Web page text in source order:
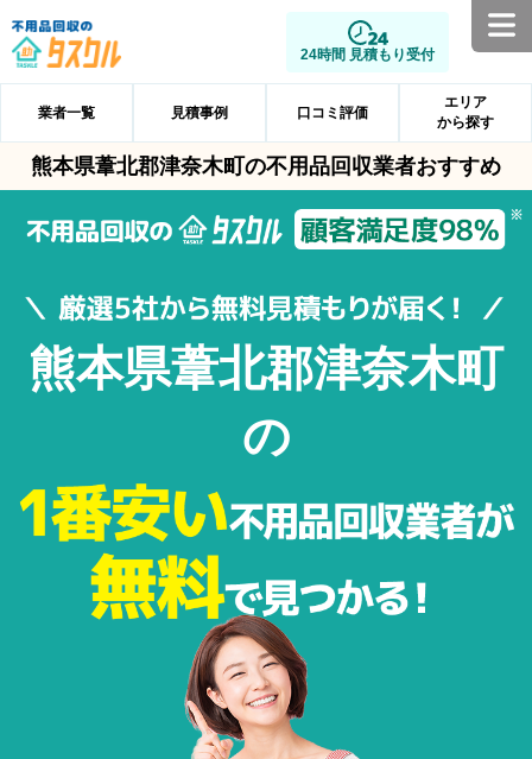
24時間 見積もり受付
業者一覧 見積事例 口コミ評価
エリア
から探す
熊本県葦北郡津奈木町の不用品回収業者おすすめ
熊本県葦北郡津奈木町
の